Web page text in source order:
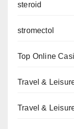
steroid
stromectol
Top Online
Travel &
Travel &